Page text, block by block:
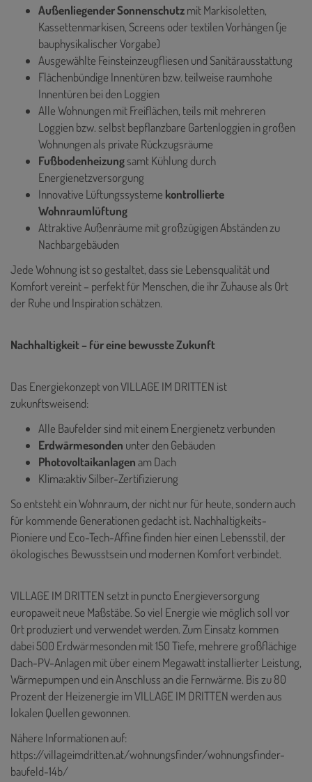
Außenliegender Sonnenschutzmit Markisoletten,
Kassettenmarkisen, Screens oder textilen Vorhängen (je
bauphysikalischer Vorgabe)
Ausgewählte Feinsteinzeugfliesen und Sanitärausstattung
Flächenbündige Innentüren bzw. teilweise raumhohe
Innentüren bei den Loggien
Alle Wohnungen mit Freiflächen, teils mit mehreren
Loggien bzw. selbst bepflanzbare Gartenloggien in großen
Wohnungen als private Rückzugsräume
Fußbodenheizungsamt Kühlung durch
Energienetzversorgung
Innovative Lüftungssysteme kontrollierte
Wohnraumlüftung
Attraktive Außenräume mit großzügigen Abständen zu
Nachbargebäuden
Jede Wohnung ist so gestaltet, dass sie Lebensqualität und
Komfort vereint – perfekt für Menschen, die ihr Zuhause als Ort
der Ruhe und Inspiration schätzen.
Nachhaltigkeit – für eine bewusste Zukunft
Das Energiekonzept von VILLAGE IM DRITTEN ist
zukunftsweisend:
Alle Baufelder sind mit einem Energienetz verbunden
Erdwärmesonden unter den Gebäuden
Photovoltaikanlagenam Dach
Klima:aktiv Silber-Zertifizierung
So entsteht ein Wohnraum, der nicht nur für heute, sondern auch
für kommende Generationen gedacht ist. Nachhaltigkeits-
Pioniere und Eco-Tech-Affine finden hier einen Lebensstil, der
ökologisches Bewusstsein und modernen Komfort verbindet.
VILLAGE IM DRITTEN setzt in puncto Energieversorgung
europaweit neue Maßstäbe. So viel Energie wie möglich soll vor
Ort produziert und verwendet werden. Zum Einsatz kommen
dabei 500 Erdwärmesonden mit 150 Tiefe, mehrere großflächige
Dach-PV-Anlagen mit über einem Megawatt installierter Leistung,
Wärmepumpen und ein Anschluss an die Fernwärme. Bis zu 80
Prozent der Heizenergie im VILLAGE IM DRITTEN werden aus
lokalen Quellen gewonnen.
Nähere Informationen auf:
https://villageimdritten.at/wohnungsfinder/wohnungsfinder-
baufeld-14b/